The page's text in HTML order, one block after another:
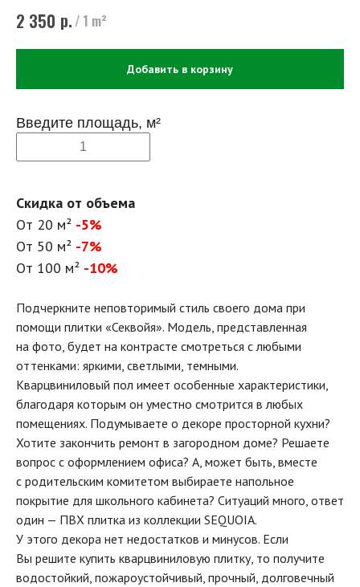
2 350 р. / 1 m²
Добавить в корзину
Введите площадь, м²
Скидка от объема
От 20 м² -5%
От 50 м² -7%
От 100 м² -10%
Подчеркните неповторимый стиль своего дома при
помощи плитки «Секвойя». Модель, представленная
на фото, будет на контрасте смотреться с любыми
оттенками: яркими, светлыми, темными.
Кварцвиниловый пол имеет особенные характеристики,
благодаря которым он уместно смотрится в любых
помещениях. Подумываете о декоре просторной кухни?
Хотите закончить ремонт в загородном доме? Решаете
вопрос с оформлением офиса? А, может быть, вместе
с родительским комитетом выбираете напольное
покрытие для школьного кабинета? Ситуаций много, ответ
один — ПВХ плитка из коллекции SEQUOIA.
У этого декора нет недостатков и минусов. Если
Вы решите купить кварцвиниловую плитку, то получите
водостойкий, пожароустойчивый, прочный, долговечный